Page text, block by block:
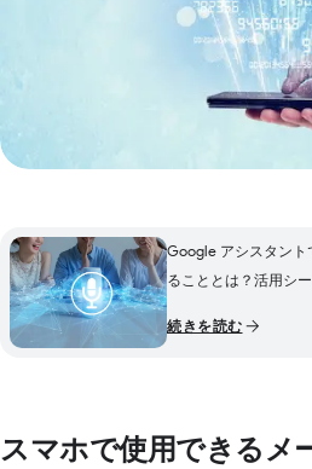
Google アシスタント
ることとは？活用シ
いてもご紹介
続きを読む
スマホで使用できるメ